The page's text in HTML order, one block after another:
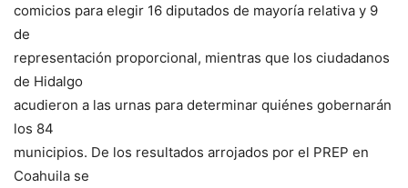
comicios para elegir 16 diputados de mayoría relativa y 9
de
representación proporcional, mientras que los ciudadanos
de Hidalgo
acudieron a las urnas para determinar quiénes gobernarán
los 84
municipios. De los resultados arrojados por el PREP en
Coahuila se